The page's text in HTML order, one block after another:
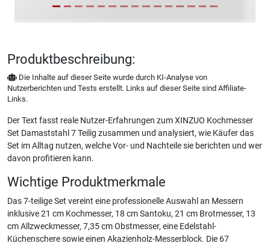
Produktbeschreibung:
Die Inhalte auf dieser Seite wurde durch KI-Analyse von
Nutzerberichten und Tests erstellt. Links auf dieser Seite sind Affiliate-
Links.
Der Text fasst reale Nutzer-Erfahrungen zum XINZUO Kochmesser
Set Damaststahl 7 Teilig zusammen und analysiert, wie Käufer das
Set im Alltag nutzen, welche Vor- und Nachteile sie berichten und wer
davon profitieren kann.
Wichtige Produktmerkmale
Das 7-teilige Set vereint eine professionelle Auswahl an Messern
inklusive 21 cm Kochmesser, 18 cm Santoku, 21 cm Brotmesser, 13
cm Allzweckmesser, 7,35 cm Obstmesser, eine Edelstahl-
Küchenschere sowie einen Akazienholz-Messerblock. Die 67